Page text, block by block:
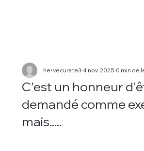
C'est un honneur
demandé comme
mais.....
hervecurate3 4 nov. 2025 0 min de